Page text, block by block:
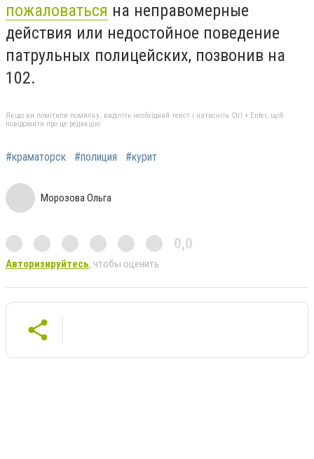
пожаловаться на неправомерные
действия или недостойное поведение
патрульных полицейских, позвонив на
102.
Якщо ви помітили помилку, виділіть необхідний текст і натисніть Ctrl + Enter, щоб
повідомити про це редакцію
#краматорск #полиция #курит
Морозова Ольга
0,0
Авторизируйтесь, чтобы оценить